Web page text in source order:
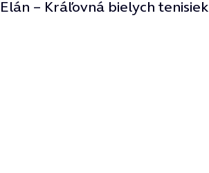
Elán – Kráľovná bielych tenisiek